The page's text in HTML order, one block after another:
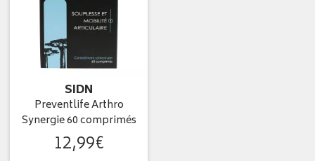
SIDN
Preventlife Arthro
Synergie 60 comprimés
12,99€